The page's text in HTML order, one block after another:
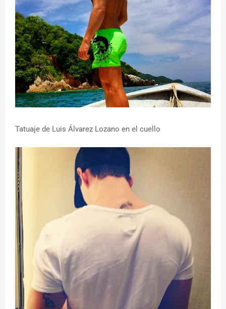
Tatuaje de Luis Álvarez Lozano en el cuello